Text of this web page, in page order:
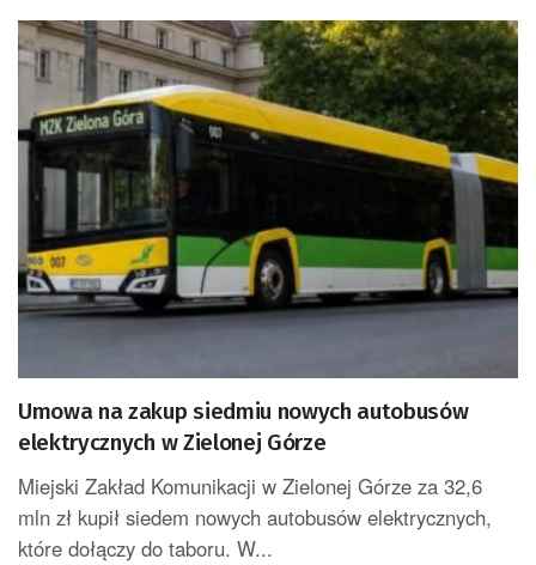
Umowa na zakup siedmiu nowych autobusów
elektrycznych w Zielonej Górze
Miejski Zakład Komunikacji w Zielonej Górze za 32,6
mln zł kupił siedem nowych autobusów elektrycznych,
które dołączy do taboru. W...